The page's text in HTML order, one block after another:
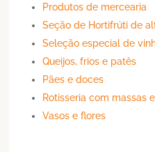
Produtos de mercearia
Seção de Hortifrúti de
Seleção especial de
Queijos, frios e patês
Pães e doces
Rotisseria com massas
Vasos e flores